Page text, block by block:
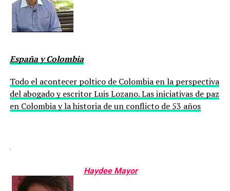
España y Colombia
Todo el acontecer poltico de Colombia en la perspectiva
del abogado y escritor Luis Lozano. Las iniciativas de paz
en Colombia y la historia de un conflicto de 53 años
Haydee Mayor